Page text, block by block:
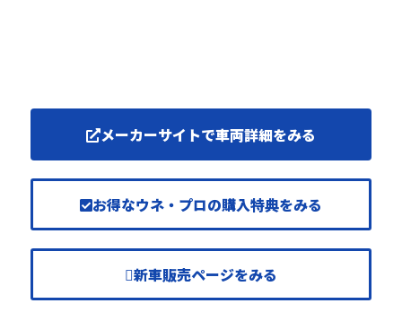
メーカーサイトで車両詳細をみる
お得なウネ・プロの購入特典をみる
新車販売ページをみる